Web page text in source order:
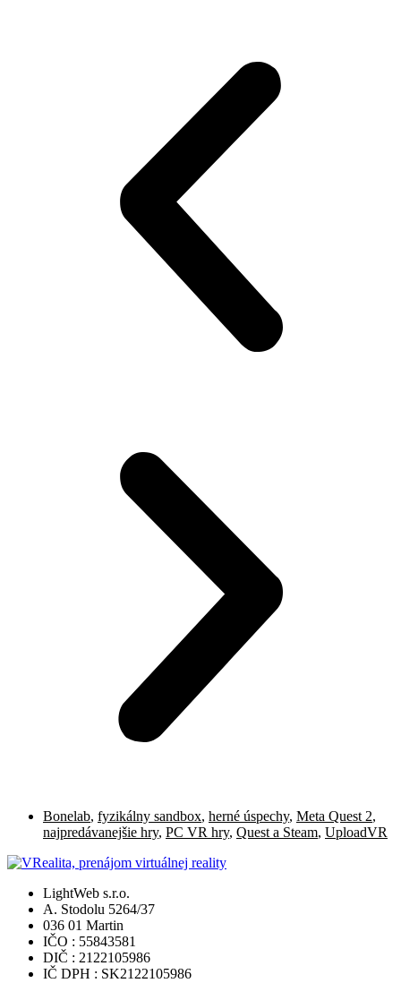
Bonelab, fyzikálny sandbox, herné úspechy, Meta Quest 2,
najpredávanejšie hry, PC VR hry, Quest a Steam, UploadVR
LightWeb s.r.o.
A. Stodolu 5264/37
036 01 Martin
IČO : 55843581
DIČ : 2122105986
IČ DPH : SK2122105986